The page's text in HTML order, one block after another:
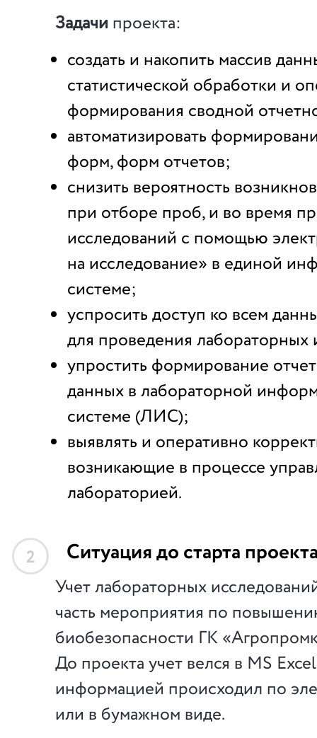
Задачи проекта:
создать и накопить массив
статистической обработки и
формирования сводной
автоматизировать
форм, форм отчетов;
снизить вероятность
при отборе проб, и во время
исследований с помощью
на исследование» в единой
системе;
успросить доступ ко всем
для проведения лабораторных
упростить формирование
данных в лабораторной
системе (ЛИС);
выявлять и оперативно
возникающие в процессе
лабораторией.
2 Ситуация до старта
Учет лабораторных
часть мероприятия по
биобезопасности ГК
До проекта учет велся в MS
информацией происходил по
или в бумажном виде.